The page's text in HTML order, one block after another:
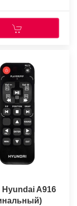
Hyundai A916